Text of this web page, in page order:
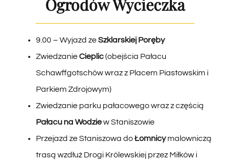
9.00 – Wyjazd zeSzklarskiej Poręby
ZwiedzanieCieplic(obejścia Pałacu
Schawffgotschów wraz z Placem Piastowskim i
Parkiem Zdrojowym)
Zwiedzanie parku pałacowego wraz z częścią
Pałacu na Wodziew Staniszowie
Przejazd ze Staniszowa doŁomnicymalowniczą
trasą wzdłuż Drogi Królewskiej przez Miłków i